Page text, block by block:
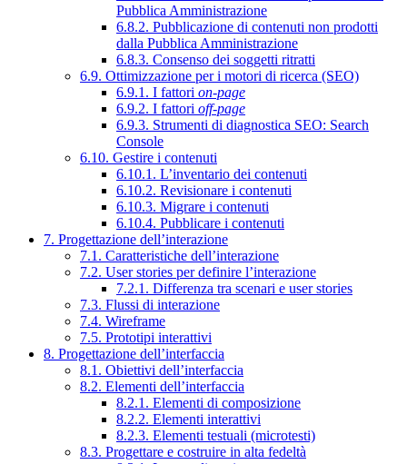
Pubblica Amministrazione
6.8.2. Pubblicazione di contenuti non prodotti
dalla Pubblica Amministrazione
6.8.3. Consenso dei soggetti ritratti
6.9. Ottimizzazione per i motori di ricerca (SEO)
6.9.1. I fattori on-page
6.9.2. I fattori off-page
6.9.3. Strumenti di diagnostica SEO: Search
Console
6.10. Gestire i contenuti
6.10.1. L’inventario dei contenuti
6.10.2. Revisionare i contenuti
6.10.3. Migrare i contenuti
6.10.4. Pubblicare i contenuti
7. Progettazione dell’interazione
7.1. Caratteristiche dell’interazione
7.2. User stories per definire l’interazione
7.2.1. Differenza tra scenari e user stories
7.3. Flussi di interazione
7.4. Wireframe
7.5. Prototipi interattivi
8. Progettazione dell’interfaccia
8.1. Obiettivi dell’interfaccia
8.2. Elementi dell’interfaccia
8.2.1. Elementi di composizione
8.2.2. Elementi interattivi
8.2.3. Elementi testuali (microtesti)
8.3. Progettare e costruire in alta fedeltà